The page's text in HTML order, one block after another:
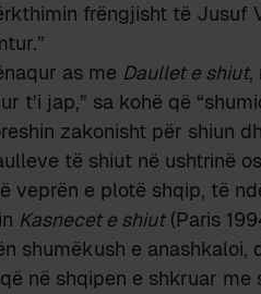
frëngjisht të Jusuf
as me Daullet e shiut,
t’i jap,” sa kohë që
zakonisht për shiun
të shiut në ushtrinë
veprën e plotë shqip, të
Kasnecet e shiut(Paris
shumëkush e anashkaloi,
në shqipen e shkruar me